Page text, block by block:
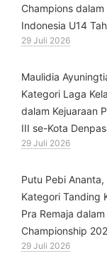
Champions
Indonesia U14
29 Juli 2026
⁠Maulidia
Kategori Laga
dalam Kejuaraan
III se-Kota
29 Juli 2026
Putu Pebi
Kategori Tanding
Pra Remaja
Championship
29 Juli 2026